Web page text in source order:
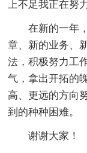
上不足我正在努
在新的一年，
章、新的业务、
法，积极努力工
气，拿出开拓的
高、更远的方向
到的种种困难。
谢谢大家！